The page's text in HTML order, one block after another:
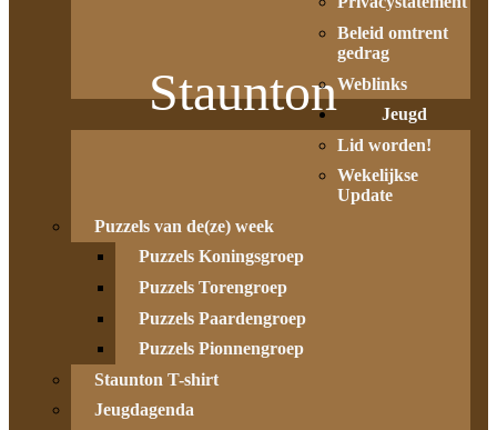
Staunton
Beleid omtrent
gedrag
Weblinks
Jeugd
Lid worden!
Wekelijkse
Update
Puzzels van de(ze) week
Puzzels Koningsgroep
Puzzels Torengroep
Puzzels Paardengroep
Puzzels Pionnengroep
Staunton T-shirt
Jeugdagenda